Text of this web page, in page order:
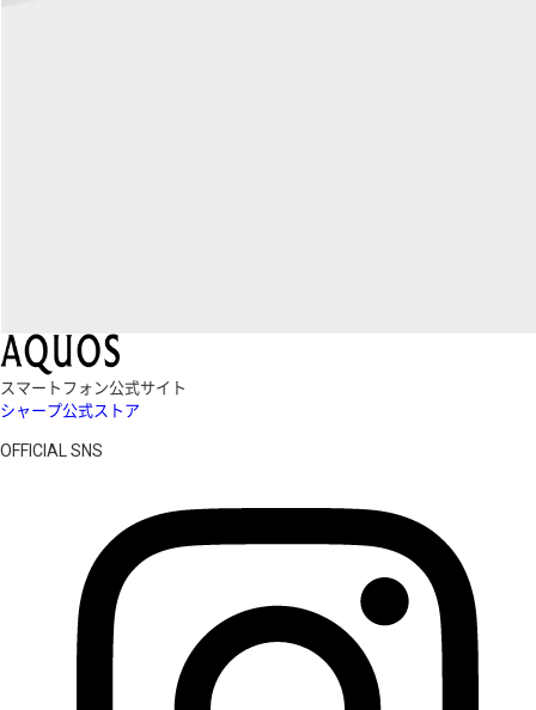
スマートフォン公式サイト
シャープ公式ストア
OFFICIAL SNS